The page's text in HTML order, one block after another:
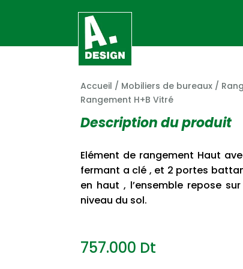
Accueil / Mobiliers de bureaux /
Rangement H+B Vitré
Description du produit
Elément de rangement Haut
fermant a clé , et 2 portes
en haut , l’ensemble repose
niveau du sol.
757.000 Dt